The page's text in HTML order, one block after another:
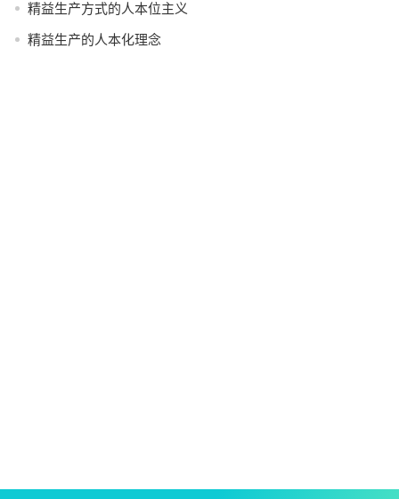
精益生产方式的人本位主义
精益生产的人本化理念